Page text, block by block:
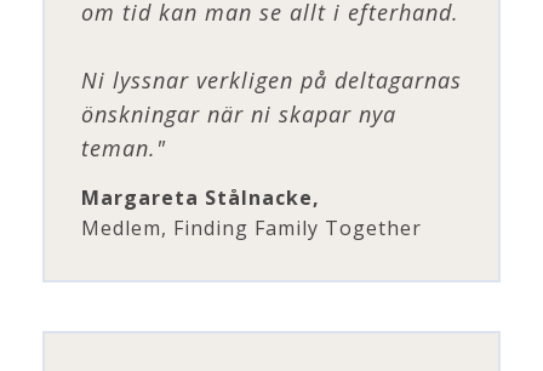
om tid kan man se allt i efterhand.
Ni lyssnar verkligen på deltagarnas
önskningar när ni skapar nya
teman."
Margareta Stålnacke,
Medlem, Finding Family Together